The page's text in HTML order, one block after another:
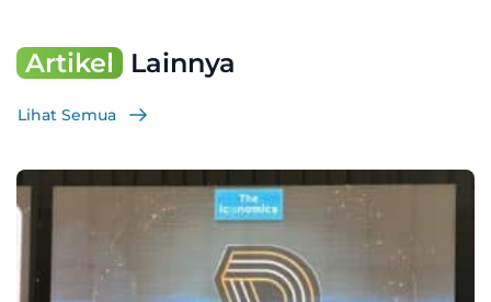
Artikel Lainnya
Lihat Semua